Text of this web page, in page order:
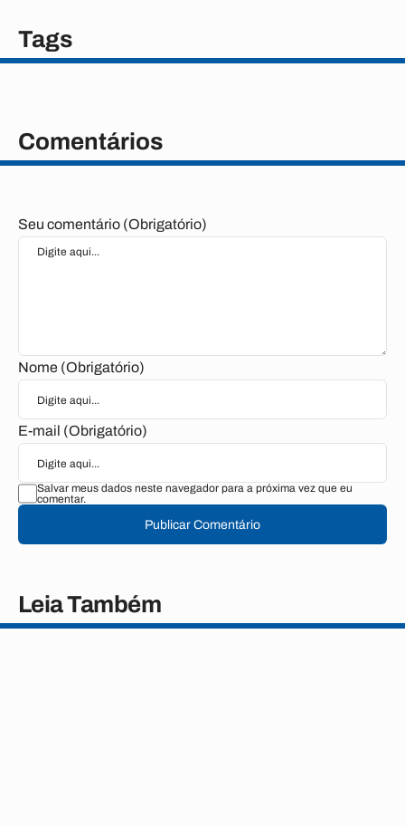
Tags
Comentários
Seu comentário (Obrigatório)
Nome (Obrigatório)
E-mail (Obrigatório)
Salvar meus dados neste navegador para a próxima vez que eu
comentar.
Publicar Comentário
Leia Também